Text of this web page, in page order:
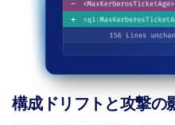
構成ドリフトと攻撃の